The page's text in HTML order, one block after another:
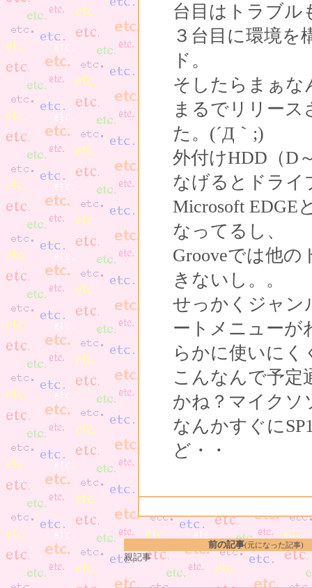
台目はトラブル
３台目に環境を
ド。
そしたらまぁな
まるでリリース
た。(´Д｀;)
外付けHDD（D
なげるとドライ
Microsoft EDGE
なってるし、
Grooveでは他
きないし。。
せっかくジャン
ートメニューが
らかに使いにく
こんなんで予定
かね？マイクソ
なんかすぐに
ど・・
前の記事(元になった記事)
親記事